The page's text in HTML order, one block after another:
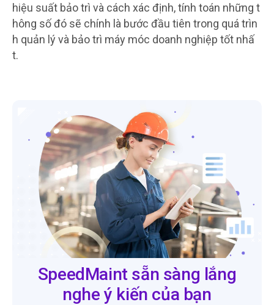
hiệu suất bảo trì và cách xác định, tính toán những t
hông số đó sẽ chính là bước đầu tiên trong quá trìn
h quản lý và bảo trì máy móc doanh nghiệp tốt nhấ
t.
SpeedMaint sẵn sàng lắng
nghe ý kiến của bạn